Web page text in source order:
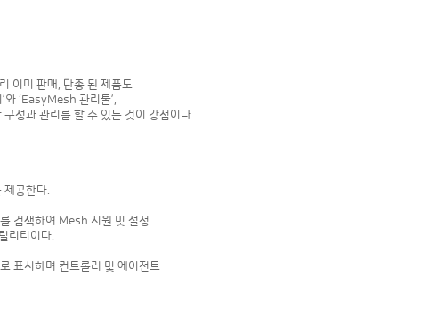
이미 판매, 단종 된 제품도
‘EasyMesh 관리툴’,
성과 관리를 할 수 있는 것이 강점이다.
제공한다.
검색하여 Mesh 지원 및 설정
리티이다.
표시하며 컨트롤러 및 에이전트